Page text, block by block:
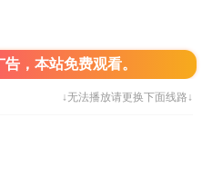
，本站免费观看。
↓无法播放请更换下面线路↓